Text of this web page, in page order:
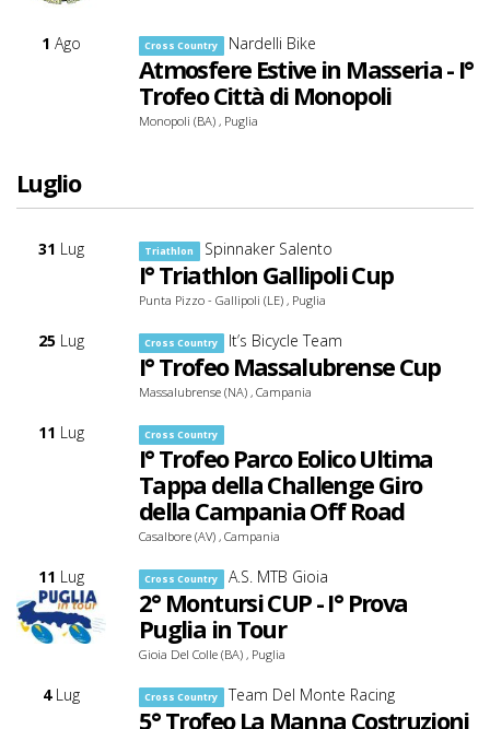
1 Ago Cross Country Nardelli Bike
Atmosfere Estive in Masseria - I°
Trofeo Città di Monopoli
Monopoli (BA) , Puglia
Luglio
31 Lug Triathlon Spinnaker Salento
I° Triathlon Gallipoli Cup
Punta Pizzo - Gallipoli (LE) , Puglia
25 Lug Cross Country It’s Bicycle Team
I° Trofeo Massalubrense Cup
Massalubrense (NA) , Campania
11 Lug Cross Country
I° Trofeo Parco Eolico Ultima
Tappa della Challenge Giro
della Campania Off Road
Casalbore (AV) , Campania
11 Lug Cross Country A.S. MTB Gioia
2° Montursi CUP - I° Prova
Puglia in Tour
Gioia Del Colle (BA) , Puglia
4Lug Cross Country Team Del Monte Racing
5° Trofeo La Manna Costruzioni